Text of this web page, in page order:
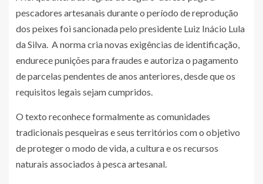
pescadores artesanais durante o período de reprodução
dos peixes foi sancionada pelo presidente Luiz Inácio Lula
da Silva. A norma cria novas exigências de identificação,
endurece punições para fraudes e autoriza o pagamento
de parcelas pendentes de anos anteriores, desde que os
requisitos legais sejam cumpridos.
O texto reconhece formalmente as comunidades
tradicionais pesqueiras e seus territórios com o objetivo
de proteger o modo de vida, a cultura e os recursos
naturais associados à pesca artesanal.